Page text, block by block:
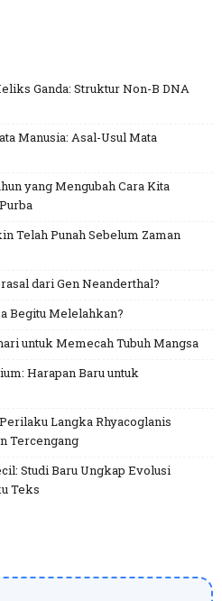
Ganda: Struktur Non-B DNA
Manusia: Asal-Usul Mata
yang Mengubah Cara Kita
Telah Punah Sebelum Zaman
dari Gen Neanderthal?
Begitu Melelahkan?
untuk Memecah Tubuh Mangsa
Harapan Baru untuk
Langka Rhyacoglanis
Tercengang
Studi Baru Ungkap Evolusi
Teks